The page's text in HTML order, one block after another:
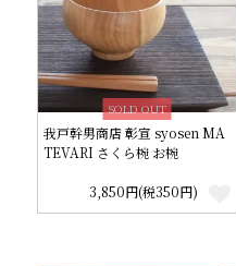
SOLD OUT
我戸幹男商店 彰宣 syosen MA
TEVARI さくら椀 お椀
3,850円(税350円)